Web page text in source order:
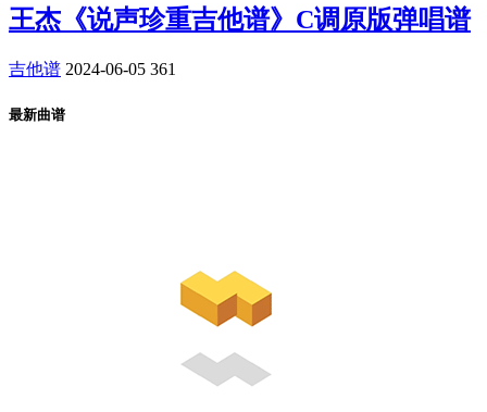
王杰《说声珍重吉他谱》C调原版弹唱谱
吉他谱 2024-06-05 361
最新曲谱